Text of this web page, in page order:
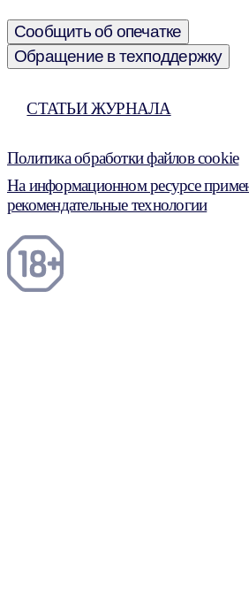
Сообщить об опечатке
Обращение в техподдержку
СТАТЬИ ЖУРНАЛА
Политика обработки файлов cookie
На информационном ресурсе
рекомендательные технологии